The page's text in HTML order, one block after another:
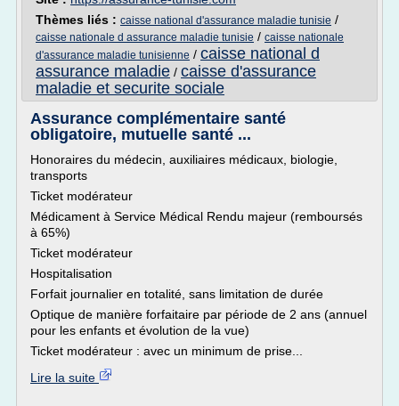
Thèmes liés : caisse national d'assurance maladie tunisie /
caisse nationale d assurance maladie tunisie / caisse nationale
d'assurance maladie tunisienne / caisse national d
assurance maladie / caisse d'assurance
maladie et securite sociale
Assurance complémentaire santé
obligatoire, mutuelle santé ...
Honoraires du médecin, auxiliaires médicaux, biologie,
transports
Ticket modérateur
Médicament à Service Médical Rendu majeur (remboursés
à 65%)
Ticket modérateur
Hospitalisation
Forfait journalier en totalité, sans limitation de durée
Optique de manière forfaitaire par période de 2 ans (annuel
pour les enfants et évolution de la vue)
Ticket modérateur : avec un minimum de prise...
Lire la suite